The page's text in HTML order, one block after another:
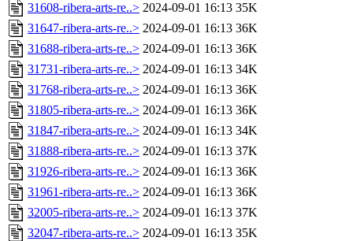
31608-ribera-arts-re..> 2024-09-01 16:13 35K
31647-ribera-arts-re..> 2024-09-01 16:13 36K
31688-ribera-arts-re..> 2024-09-01 16:13 36K
31731-ribera-arts-re..> 2024-09-01 16:13 34K
31768-ribera-arts-re..> 2024-09-01 16:13 36K
31805-ribera-arts-re..> 2024-09-01 16:13 36K
31847-ribera-arts-re..> 2024-09-01 16:13 34K
31888-ribera-arts-re..> 2024-09-01 16:13 37K
31926-ribera-arts-re..> 2024-09-01 16:13 36K
31961-ribera-arts-re..> 2024-09-01 16:13 36K
32005-ribera-arts-re..> 2024-09-01 16:13 37K
32047-ribera-arts-re..> 2024-09-01 16:13 35K